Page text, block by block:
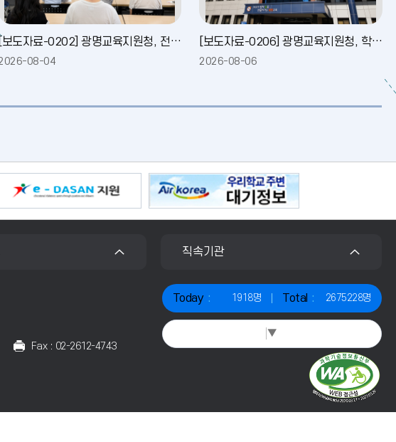
[보도자료-0202] 광명교육지원청, 전직원 대상 2026년 을지연습 사전 설명회 실시 [보도자료-0206] 광명교육지원청, 학교 폐목재 무상위탁처리 지원
소
더
보
직속기관
Fax : 02-2612-4743
Today 1918명 Total 2675228명
▼